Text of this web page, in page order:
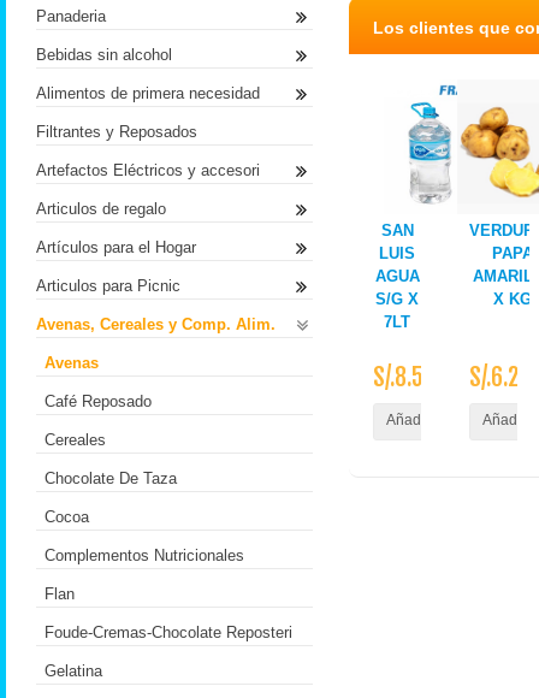
Los clientes que
SAN
LUIS
AGUA
S/G X
7LT
S/.8.50
Añadir al Carrito
PAPA
X KG
S/.6.20
Añadir
Panaderia
Bebidas sin alcohol
Alimentos de primera necesidad
Filtrantes y Reposados
Artefactos Eléctricos y accesori
Articulos de regalo
Artículos para el Hogar
Articulos para Picnic
Avenas, Cereales y Comp. Alim.
Avenas
Café Reposado
Cereales
Chocolate De Taza
Cocoa
Complementos Nutricionales
Flan
Foude-Cremas-Chocolate Reposteri
Gelatina